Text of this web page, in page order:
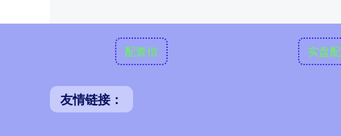
配查信 实盘
友情链接：